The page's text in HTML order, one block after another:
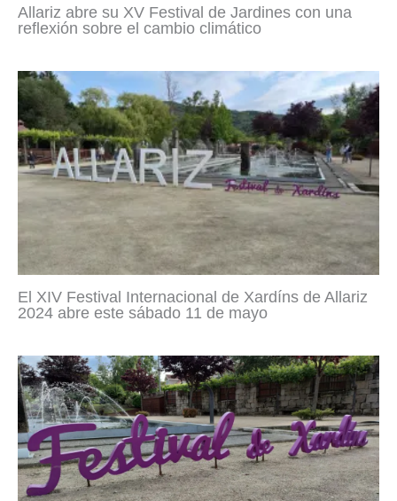
Allariz abre su XV Festival de Jardines con una
reflexión sobre el cambio climático
El XIV Festival Internacional de Xardíns de Allariz
2024 abre este sábado 11 de mayo